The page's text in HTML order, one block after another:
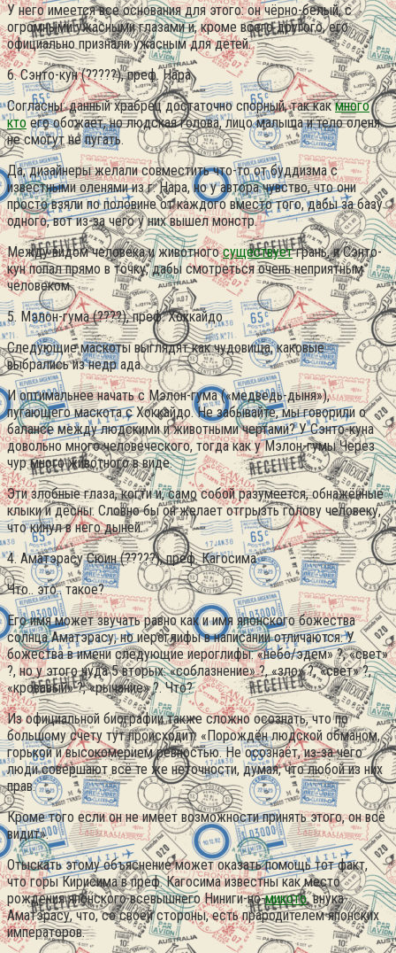
У него имеется все основания для этого: он чёрно-белый, с
огромными ужасными глазами и, кроме всего другого, его
официально признали ужасным для детей.
6. Сэнто-кун (?????), преф. Нара
Согласны: данный храбрец достаточно спорный, так какмного
ктоего обожает, но людская голова, лицо малыша и тело оленя
не смогут не пугать.
Да, дизайнеры желали совместить что-то от буддизма с
известными оленями из г. Нара, но у автора чувство, что они
просто взяли по половине от каждого вместо того, дабы за базу
одного, вот из-за чего у них вышел монстр.
Между видом человека и животногосуществуетгрань, и Сэнто-
кун попал прямо в точку, дабы смотреться очень неприятным
человеком.
5. Мэлон-гума (????), преф. Хоккайдо
Следующие маскоты выглядят как чудовища, каковые
выбрались из недр ада.
И оптимальнее начать с Мэлон-гума («медведь-дыня»),
пугающего маскота с Хоккайдо. Не забывайте, мы говорили о
балансе между людскими и животными чертами? У Сэнто-куна
довольно много человеческого, тогда как у Мэлон-гумы Через
чур много животного в виде.
Эти злобные глаза, когти и, само собой разумеется, обнажённые
клыки и дёсны. Словно бы он желает отгрызть голову человеку,
что кинул в него дыней.
4. Аматэрасу Сюин (?????), преф. Кагосима
Что.. это.. такое?
Его имя может звучать равно как и имя японского божества
солнца Аматэрасу, но иероглифы в написании отличаются. У
божества в имени следующие иероглифы: «небо/эдем» ?, «свет»
?, но у этого чуда 5 вторых: «соблазнение» ?, «зло» ?, «свет» ?,
«кровавый» ?, «рычание» ?. Что?
Из официальной биографии также сложно осознать, что по
большому счету тут происходит: «Порождён людской обманом,
горькой и высокомерием ревностью. Не осознаёт, из-за чего
люди совершают всё те же неточности, думая, что любой из них
прав.
Кроме того если он не имеет возможности принять этого, он всё
видит».
Отыскать этому объяснение может оказать помощь тот факт,
что горы Кирисима в преф. Кагосима известны как место
рождения японского всевышнего Ниниги-но-микото, внука
Аматэрасу, что, со своей стороны, есть прародителем японских
императоров.